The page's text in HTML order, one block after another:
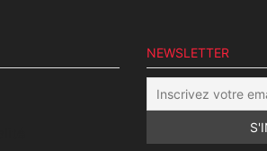
NEWSLETTER